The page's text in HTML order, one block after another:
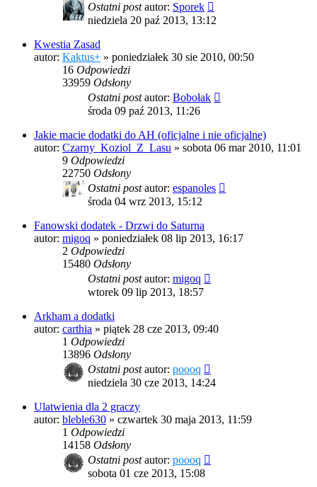
Ostatni postautor: Sporek
niedziela 20 paź 2013, 13:12
Kwestia Zasad
autor: Kaktus+ » poniedziałek 30 sie 2010, 00:50
16 Odpowiedzi
33959 Odsłony
Ostatni postautor: Bobołak
środa 09 paź 2013, 11:26
Jakie macie dodatki do AH (oficjalne i nie oficjalne)
autor: Czarny_Koziol_Z_Lasu » sobota 06 mar 2010, 11:01
9 Odpowiedzi
22750 Odsłony
Ostatni postautor: espanoles
środa 04 wrz 2013, 15:12
Fanowski dodatek - Drzwi do Saturna
autor: migoq » poniedziałek 08 lip 2013, 16:17
2 Odpowiedzi
15480 Odsłony
Ostatni postautor: migoq
wtorek 09 lip 2013, 18:57
Arkham a dodatki
autor: carthia » piątek 28 cze 2013, 09:40
1 Odpowiedzi
13896 Odsłony
Ostatni postautor: poooq
niedziela 30 cze 2013, 14:24
Ulatwienia dla 2 graczy
autor: bleble630 » czwartek 30 maja 2013, 11:59
1 Odpowiedzi
14158 Odsłony
Ostatni postautor: poooq
sobota 01 cze 2013, 15:08